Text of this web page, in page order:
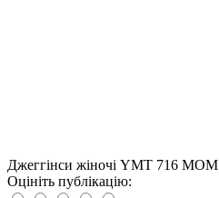
Джеггінси жіночі YMT 716 МОМ
Оцініть публікацію: